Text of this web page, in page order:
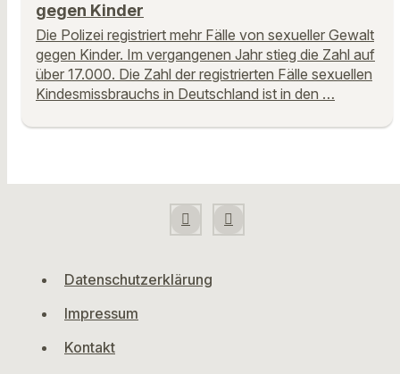
gegen Kinder
Die Polizei registriert mehr Fälle von sexueller Gewalt
gegen Kinder. Im vergangenen Jahr stieg die Zahl auf
über 17.000. Die Zahl der registrierten Fälle sexuellen
Kindesmissbrauchs in Deutschland ist in den …
Datenschutzerklärung
Impressum
Kontakt